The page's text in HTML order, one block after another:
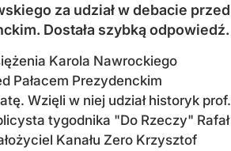
za udział w debacie przed
Dostała szybką odpowiedź.
Karola Nawrockiego
Pałacem Prezydenckim
Wzięli w niej udział historyk prof.
tygodnika "Do Rzeczy" Rafał
Kanału Zero Krzysztof